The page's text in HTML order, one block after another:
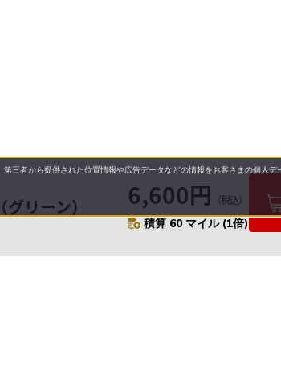
リーン） 6,600円 （税込）
積算 60 マイル (1倍)
三者から提供された位置情報や広告データなどの情報をお客さまの個人